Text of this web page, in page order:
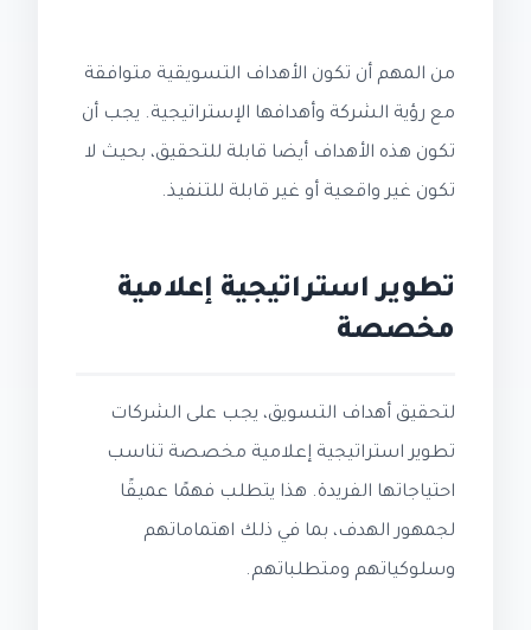
من المهم أن تكون الأهداف التسويقية متوافقة
مع رؤية الشركة وأهدافها الإستراتيجية. يجب أن
تكون هذه الأهداف أيضا قابلة للتحقيق، بحيث لا
تكون غير واقعية أو غير قابلة للتنفيذ.
تطوير استراتيجية إعلامية
مخصصة
لتحقيق أهداف التسويق، يجب على الشركات
تطوير استراتيجية إعلامية مخصصة تناسب
احتياجاتها الفريدة. هذا يتطلب فهمًا عميقًا
لجمهور الهدف، بما في ذلك اهتماماتهم
وسلوكياتهم ومتطلباتهم.